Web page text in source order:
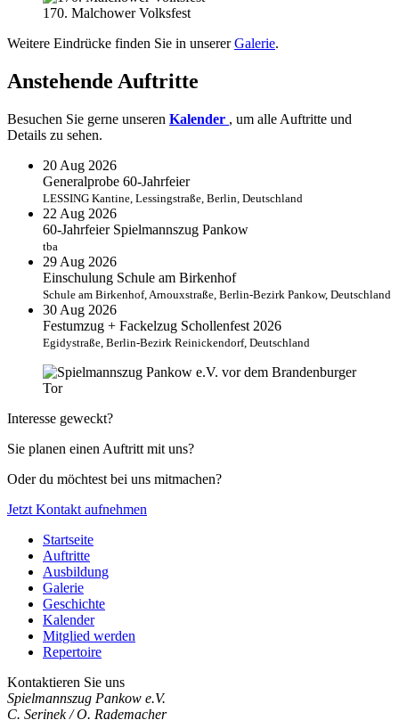
170. Malchower Volksfest
Weitere Eindrücke finden Sie in unsererGalerie.
Anstehende Auftritte
Besuchen Sie gerne unseren Kalender , um alle Auftritte und
Details zu sehen.
20 Aug 2026
Generalprobe 60-Jahrfeier
LESSING Kantine, Lessingstraße, Berlin, Deutschland
22 Aug 2026
60-Jahrfeier Spielmannszug Pankow
tba
29 Aug 2026
Einschulung Schule am Birkenhof
Schule am Birkenhof, Arnouxstraße, Berlin-Bezirk Pankow, Deutschland
30 Aug 2026
Festumzug + Fackelzug Schollenfest 2026
Egidystraße, Berlin-Bezirk Reinickendorf, Deutschland
Interesse geweckt?
Sie planen einen Auftritt mit uns?
Oder du möchtest bei uns mitmachen?
Jetzt Kontakt aufnehmen
Startseite
Auftritte
Ausbildung
Galerie
Geschichte
Kalender
Mitglied werden
Repertoire
Kontaktieren Sie uns
Spielmannszug Pankow e.V.
C. Serinek / O. Rademacher